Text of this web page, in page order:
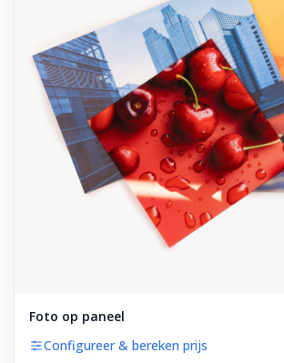
Foto op paneel
Configureer & bereken prijs